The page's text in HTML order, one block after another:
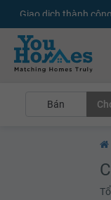
+75.000Tin đăng
Bán